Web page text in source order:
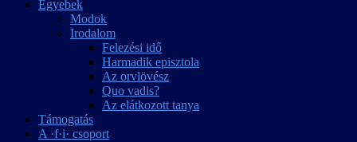
Egyebek
Modok
Irodalom
Felezési idő
Harmadik episztola
Az orvlövész
Quo vadis?
Az elátkozott tanya
Támogatás
A ·f·i· csoport